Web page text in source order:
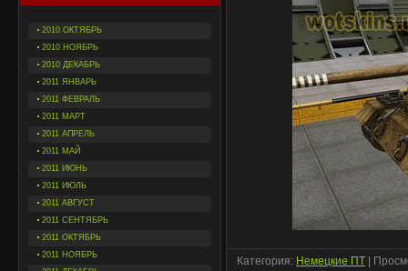
2010 ОКТЯБРЬ
2010 НОЯБРЬ
2010 ДЕКАБРЬ
2011 ЯНВАРЬ
2011 ФЕВРАЛЬ
2011 МАРТ
2011 АПРЕЛЬ
2011 МАЙ
2011 ИЮНЬ
2011 ИЮЛЬ
2011 АВГУСТ
2011 СЕНТЯБРЬ
2011 ОКТЯБРЬ
2011 НОЯБРЬ
Категория: Немецкие ПТ |